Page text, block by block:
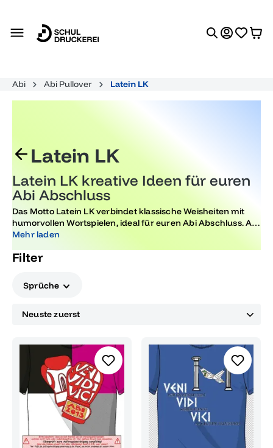
Abi Abi Pullover Latein LK
Latein LK
Latein LK kreative Ideen für euren
Abi Abschluss
Das Motto Latein LK verbindet klassische Weisheiten mit
humorvollen Wortspielen, ideal für euren Abi Abschluss. Auf
unserer Seite findet ihr Sprüche wie Veni Vidi Vici, Carpe
repräsentieren. Mit dem integrierten Designer könnt ihr
Lieblingsspruch kombiniert ihn mit eleganten Layouts
Schriftarten Farben und Positionen und erstellt ein Design
Gestaltungsprozess ist schnell und intuitiv Spruch
Abschlussfeier und sorgt dafür dass euer Abi Abschluss
unvergesslich wird.
Mehr laden
Filter
Sprüche